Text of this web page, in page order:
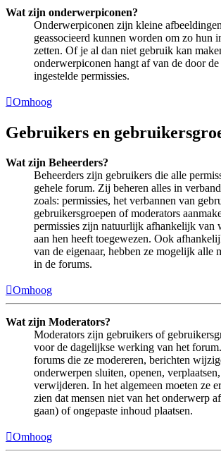
Wat zijn onderwerpiconen?
Onderwerpiconen zijn kleine
geassocieerd kunnen worden om zo hun
zetten. Of je al dan niet gebruik kan
onderwerpiconen hangt af van de door de
ingestelde permissies.
Omhoog
Gebruikers en
Wat zijn Beheerders?
Beheerders zijn gebruikers die alle
gehele forum. Zij beheren alles in
zoals: permissies, het verbannen van
gebruikersgroepen of moderators
permissies zijn natuurlijk afhankelijk van
aan hen heeft toegewezen. Ook
van de eigenaar, hebben ze mogelijk alle
in de forums.
Omhoog
Wat zijn Moderators?
Moderators zijn gebruikers of
voor de dagelijkse werking van het
forums die ze modereren, berichten
onderwerpen sluiten, openen,
verwijderen. In het algemeen moeten ze
zien dat mensen niet van het onderwerp
gaan) of ongepaste inhoud plaatsen.
Omhoog